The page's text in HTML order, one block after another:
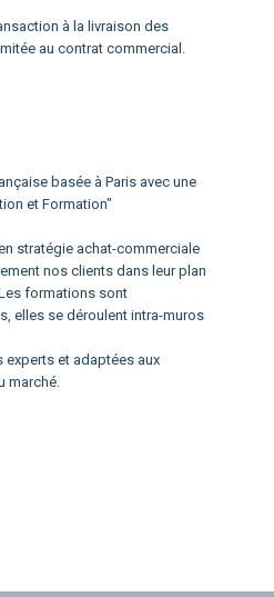
à la livraison des
au contrat commercial.
basée à Paris avec une
et Formation"
stratégie achat-commerciale
nos clients dans leur plan
formations sont
elles se déroulent intra-muros
et adaptées aux
marché.